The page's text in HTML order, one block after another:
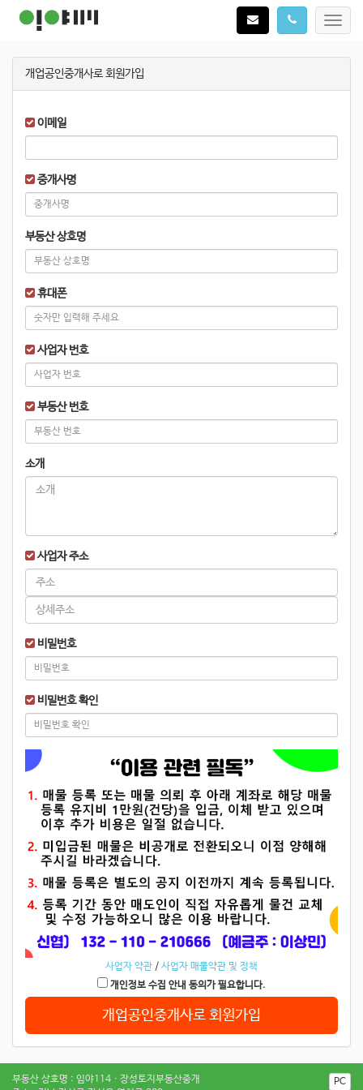
개업공인중개사로 회원가입
이메일
중개사명
부동산 상호명
휴대폰
사업자 번호
부동산 번호
소개
사업자 주소
비밀번호
비밀번호 확인
사업자 약관 / 사업자 매물약관 및 정책
개인정보 수집 안내 동의가 필요합니다.
개업공인중개사로 회원가입
부동산 상호명 : 임야114 · 장성토지부동산중개
PC